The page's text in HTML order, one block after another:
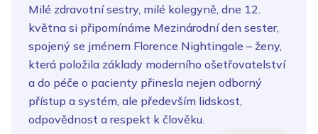
Milé zdravotní sestry, milé kolegyně, dne 12.
května si připomínáme Mezinárodní den sester,
spojený se jménem Florence Nightingale – ženy,
která položila základy moderního ošetřovatelství
a do péče o pacienty přinesla nejen odborný
přístup a systém, ale především lidskost,
odpovědnost a respekt k člověku.